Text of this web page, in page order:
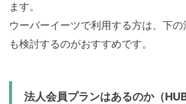
ます。
ウーバーイーツで利用する方は、下
も検討するのがおすすめです。
法人会員プランはあるのか（